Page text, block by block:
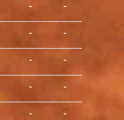
- -
- -
- -
- -
- -